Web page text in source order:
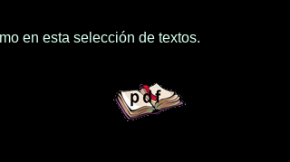
en esta selección de textos.